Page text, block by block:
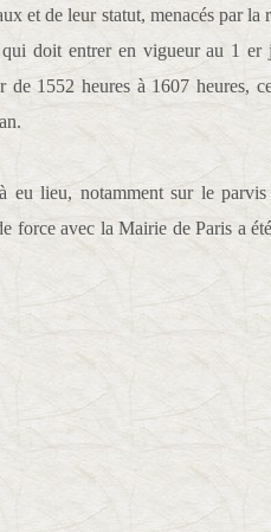
et de leur statut, menacés par
doit entrer en vigueur au 1 er
de 1552 heures à 1607 heures,
eu lieu, notamment sur le
force avec la Mairie de Paris a